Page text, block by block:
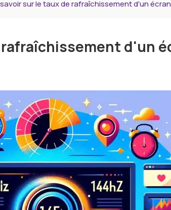
sur le taux de rafraîchissement d'un écran
d'un